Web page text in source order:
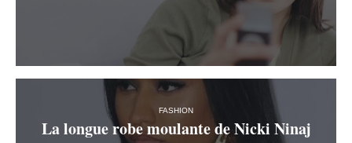
FASHION
La longue robe moulante de Nicki Ninaj